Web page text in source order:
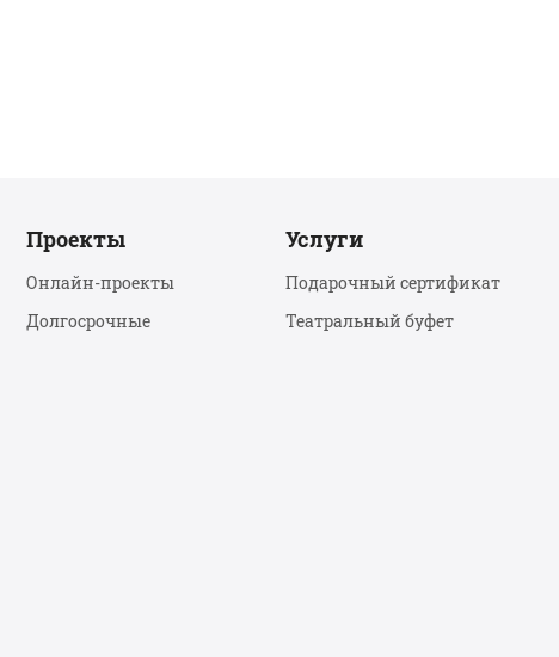
Проекты
Онлайн-проекты
Долгосрочные
Услуги
Подарочный сертификат
Театральный буфет